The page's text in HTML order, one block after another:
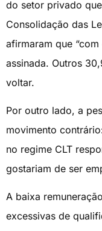
do setor privado
Consolidação das
afirmaram que
assinada. Outros
voltar.
Por outro lado, a
movimento
no regime CLT
gostariam de ser
A baixa
excessivas de